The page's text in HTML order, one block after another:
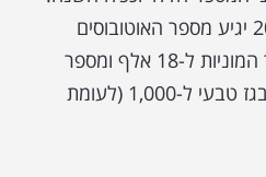
הם מקווים כי בתוך עד 2030 יגיע מספר האוטובוסים
החשמליים ל-6,000, מספר המוניות ל-18 אלף ומספר
משאיות האשפה המונעות בגז טבעי ל-1,000 (לעומת